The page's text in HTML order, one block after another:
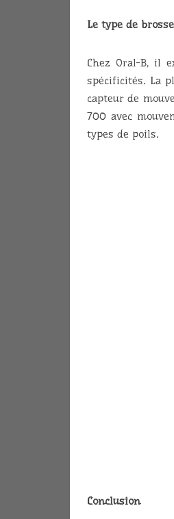
Le type de
Chez Oral-B, il
spécificités. La
capteur de
700 avec
types de poils.
Conclusion